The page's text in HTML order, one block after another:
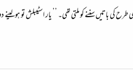
کی باتیں سننے کو ملتی تھی۔ ’’ یار اسٹیبلش تو